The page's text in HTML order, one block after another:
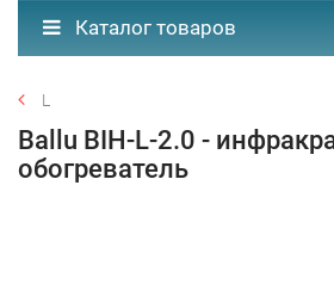
Каталог товаров
L
Ballu BIH-L-2.0 -
обогреватель